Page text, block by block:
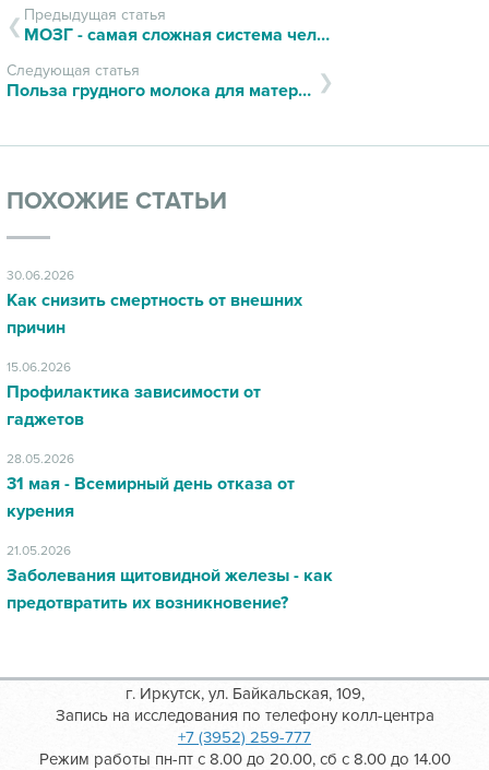
Предыдущая статья
МОЗГ - самая сложная система человеческого организма, которая управляет его деятельностью.
Следующая статья
Польза грудного молока для матери и ребенка
ПОХОЖИЕ СТАТЬИ
30.06.2026
Как снизить смертность от внешних
причин
15.06.2026
Профилактика зависимости от
гаджетов
28.05.2026
31 мая - Всемирный день отказа от
курения
21.05.2026
Заболевания щитовидной железы - как
предотвратить их возникновение?
г. Иркутск, ул. Байкальская, 109,
Запись на исследования по телефону колл-центра
+7 (3952) 259-777
Режим работы пн-пт с 8.00 до 20.00, сб с 8.00 до 14.00